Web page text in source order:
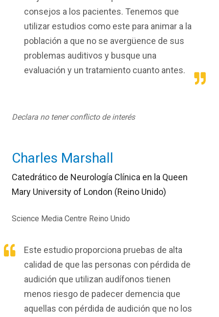
consejos a los pacientes. Tenemos que
utilizar estudios como este para animar a la
población a que no se avergüence de sus
problemas auditivos y busque una
evaluación y un tratamiento cuanto antes.
Declara no tener conflicto de interés
Charles Marshall
Catedrático de Neurología Clínica en la Queen
Mary University of London (Reino Unido)
Science Media Centre Reino Unido
Este estudio proporciona pruebas de alta
calidad de que las personas con pérdida de
audición que utilizan audífonos tienen
menos riesgo de padecer demencia que
aquellas con pérdida de audición que no los